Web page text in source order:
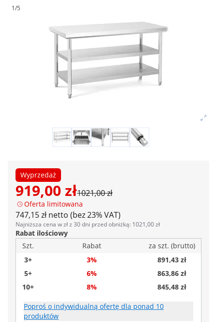
1/5
Wyprzedaż
919,00 zł1021,00 zł
Oferta limitowana
747,15 zł netto (bez 23% VAT)
Najniższa cena w zł z 30 dni przed obniżką: 1021,00 zł
Rabat ilościowy
Szt.
Rabat
za szt. (brutto)
3+
3%
891,43 zł
5+
6%
863,86 zł
10+
8% 845,48 zł
Poproś o indywidualną ofertę dla ponad 10
produktów